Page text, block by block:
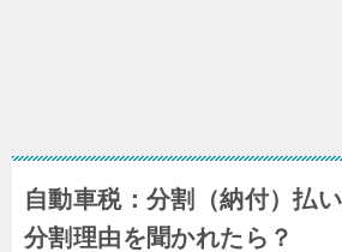
自動車税：分割（納付）払
分割理由を聞かれたら？